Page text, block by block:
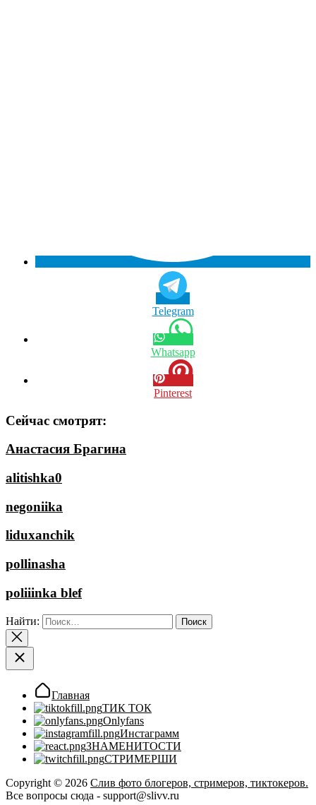
Telegram
Whatsapp
Pinterest
Сейчас смотрят:
Анастасия Брагина
alitishka0
negoniika
liduxanchik
pollinasha
poliiinka blef
Найти:
Главная
ТИК ТОК
Onlyfans
Инстаграмм
ЗНАМЕНИТОСТИ
СТРИМЕРШИ
Copyright © 2026 Слив фото блогеров, стримеров, тиктокеров.
Все вопросы сюда - support@slivv.ru